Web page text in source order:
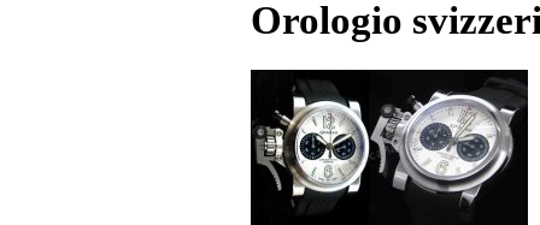
Orologio